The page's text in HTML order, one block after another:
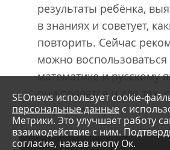
результаты ребёнка,
в знаниях и советует,
повторить. Сейчас
можно
математике и русскому
они появятся и для тех,
информатику.
SEOnews использует cookie-
персональные данные с
Метрики. Это улучшает работу
взаимодействие с ним.
согласие, нажав кнопу Ок.